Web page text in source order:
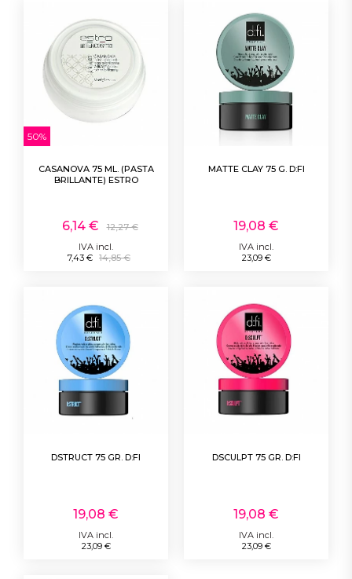
50%
CASANOVA 75 ML. (PASTA
BRILLANTE) ESTRO
6,14 €
12,27 €
IVA incl.
7,43 € 14,85 €
MATTE CLAY 75 G. D:FI
19,08 €
IVA incl.
23,09 €
DSTRUCT 75 GR. D:FI
19,08 €
IVA incl.
23,09 €
DSCULPT 75 GR. D:FI
19,08 €
IVA incl.
23,09 €